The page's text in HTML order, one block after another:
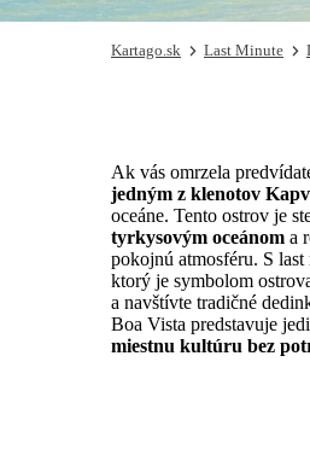
Kartago.sk Last Minute
Ak vás omrzela
jedným z klenotov
oceáne. Tento ostrov je
tyrkysovým oceánom a
pokojnú atmosféru. S
ktorý je symbolom
a navštívte tradičné
Boa Vista predstavuje
miestnu kultúru bez